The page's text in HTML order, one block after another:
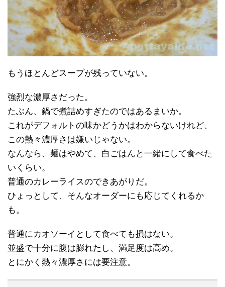
もうほとんどスープが残っていない。
強烈な濃厚さだった。
たぶん、鍋で煮詰めすぎたのではあるまいか。
これがデフォルトの味かどうかはわからないけれど、
この熱々濃厚さは嫌いじゃない。
なんなら、麺はやめて、白ごはんと一緒にして食べた
いくらい。
普通のカレーライスのできあがりだ。
ひょっとして、そんなオーダーにも応じてくれるか
も。
普通にカオソーイとして食べても損はない。
並盛で十分に腹は膨れたし、満足度は高め。
とにかく熱々濃厚さには要注意。